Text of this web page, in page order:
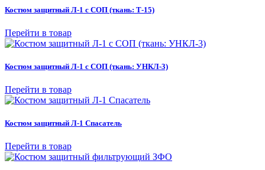
Костюм защитный Л-1 с СОП (ткань: Т-15)
Перейти в товар
Костюм защитный Л-1 с СОП (ткань: УНКЛ-3)
Перейти в товар
Костюм защитный Л-1 Спасатель
Перейти в товар